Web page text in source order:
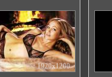
1920x1200